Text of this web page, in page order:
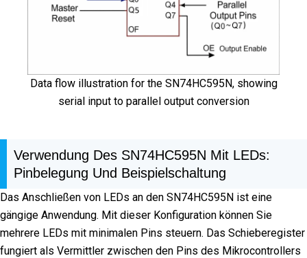
Data flow illustration for the SN74HC595N, showing
serial input to parallel output conversion
Verwendung Des SN74HC595N Mit LEDs:
Pinbelegung Und Beispielschaltung
Das Anschließen von LEDs an den SN74HC595N ist eine
gängige Anwendung. Mit dieser Konfiguration können Sie
mehrere LEDs mit minimalen Pins steuern. Das Schieberegister
fungiert als Vermittler zwischen den Pins des Mikrocontrollers